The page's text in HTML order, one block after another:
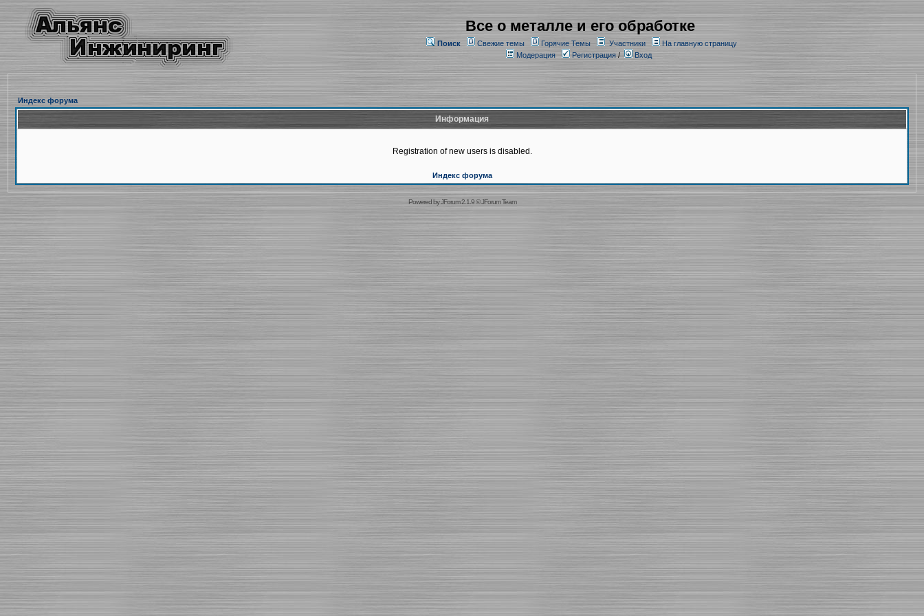
Все о металле и его обработке
Поиск Свежие темы Горячие Темы Участники
На главную страницу
Модерация
Регистрация/ Вход
Индекс форума
Информация
Registration of new users is disabled.
Индекс форума
Powered byJForum 2.1.9©JForum Team